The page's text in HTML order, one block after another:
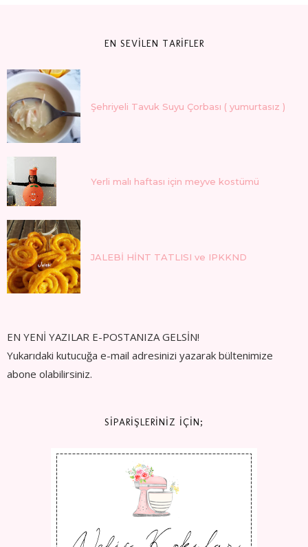
EN SEVİLEN TARİFLER
Şehriyeli Tavuk Suyu Çorbası ( yumurtasız )
Yerli malı haftası için meyve kostümü
JALEBİ HİNT TATLISI ve IPKKND
EN YENİ YAZILAR E-POSTANIZA GELSİN!
Yukarıdaki kutucuğa e-mail adresinizi yazarak bültenimize
abone olabilirsiniz.
SİPARİŞLERİNİZ İÇİN;